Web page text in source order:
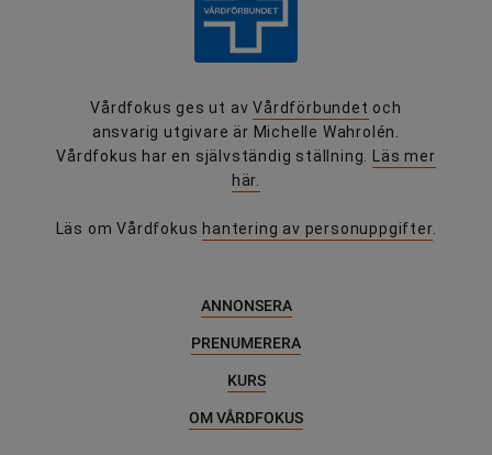
Vårdfokus ges ut avVårdförbundet och
ansvarig utgivare är Michelle Wahrolén.
Vårdfokus har en självständig ställning.
Läs mer
här.
Läs om Vårdfokus hantering av personuppgifter.
ANNONSERA
PRENUMERERA
KURS
OM VÅRDFOKUS